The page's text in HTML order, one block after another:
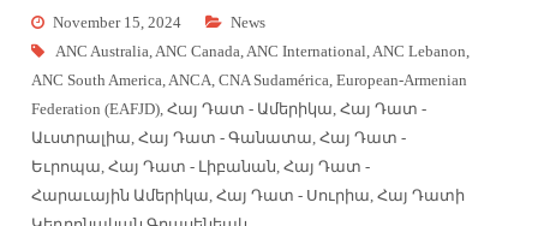
November 15, 2024
News
ANC Australia ANC Canada ANC International ANC Lebanon
ANC South America ANCA ,CNA Sudamérica ,European-Armenian
Federation (EAFJD) ,Հայ Դատ - Ամերիկա ,Հայ Դատ -
Աւստրալիա ,Հայ Դատ - Գանատա ,Հայ Դատ -
Եւրոպա ,Հայ Դատ - Լիբանան ,Հայ Դատ -
Հարաւային Ամերիկա ,Հայ Դատ - Սուրիա ,Հայ Դատի